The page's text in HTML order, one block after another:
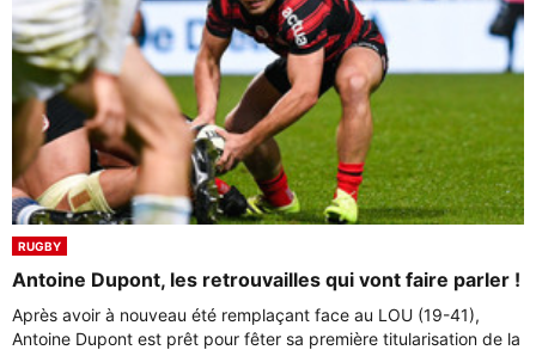
RUGBY
Antoine Dupont, les retrouvailles qui vont faire parler !
Après avoir à nouveau été remplaçant face au LOU (19-41),
Antoine Dupont est prêt pour fêter sa première titularisation de la